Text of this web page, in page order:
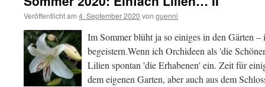
Veröffentlicht am 4. September 2020 von guenni
Im Sommer blüht ja so einiges in den Gärten
begeistern.Wenn ich Orchideen als 'die
Lilien spontan 'die Erhabenen' ein. Zeit für
dem eigenen Garten, aber auch aus dem